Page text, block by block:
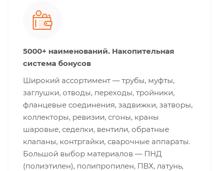
5000+ наименований. Накопительная
система бонусов
Широкий ассортимент — трубы, муфты,
заглушки, отводы, переходы, тройники,
фланцевые соединения, задвижки, затворы,
коллекторы, ревизии, сгоны, краны
шаровые, седелки, вентили, обратные
клапаны, контргайки, сварочные аппараты.
Большой выбор материалов — ПНД
(полиэтилен), полипропилен, ПВХ, латунь,